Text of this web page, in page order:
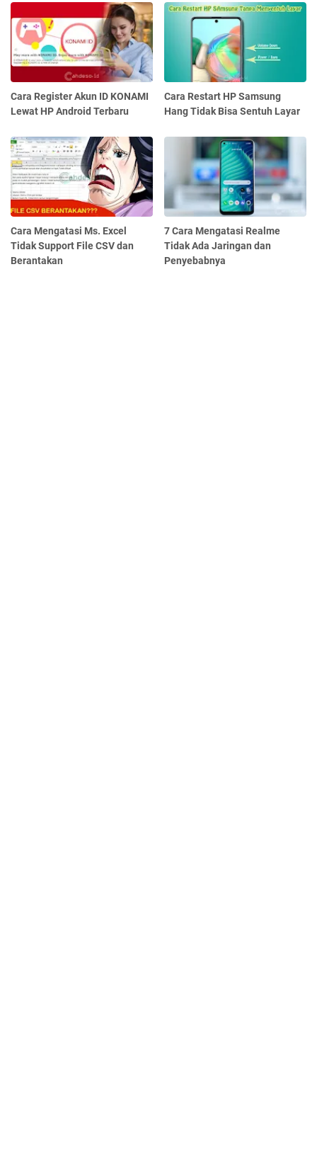
Cara Register Akun ID KONAMI
Lewat HP Android Terbaru
Cara Restart HP Samsung
Hang Tidak Bisa Sentuh Layar
Cara Mengatasi Ms. Excel
Tidak Support File CSV dan
Berantakan
7 Cara Mengatasi Realme
Tidak Ada Jaringan dan
Penyebabnya